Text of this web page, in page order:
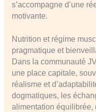
s’accompagne d’une
motivante.
Nutrition et régime
pragmatique et
Dans la communauté
une place capitale,
réalisme et
dogmatiques, les
alimentation équilibrée,